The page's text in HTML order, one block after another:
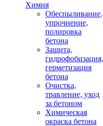
Химия
Обеспыливание,
упрочнение,
полировка
бетона
Защита,
гидрофобизация,
герметизация
бетона
Очистка,
травление, уход
за бетоном
Химическая
окраска бетона